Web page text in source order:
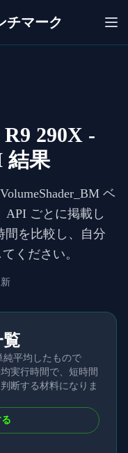
チマーク
290X -
結果
ベ
API ごとに掲載し
間を比較し、自分
ください。
純平均したもので
実行時間で、短時間
断する材料になりま